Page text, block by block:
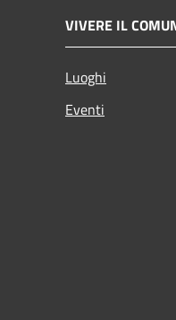
VIVERE IL
Luoghi
Eventi